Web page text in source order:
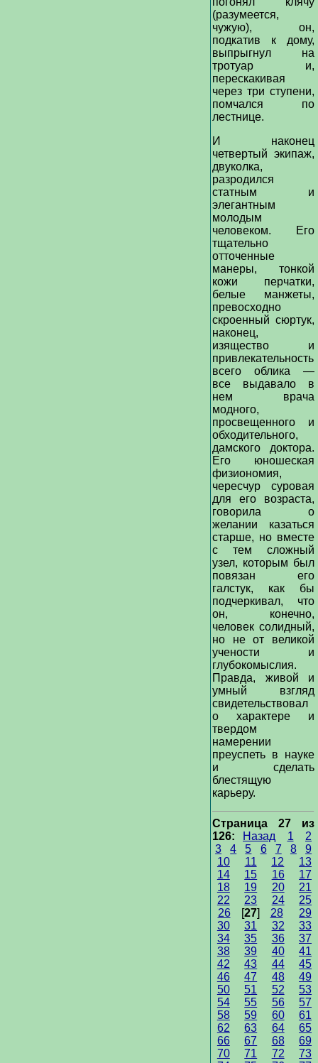
(разумеется,
чужую), он,
подкатив к дому,
выпрыгнул на
тротуар и,
перескакивая
через три ступени,
помчался по
лестнице.
И наконец
четвертый экипаж,
двуколка,
разродился
статным и
элегантным
молодым
человеком. Его
тщательно
отточенные
манеры, тонкой
кожи перчатки,
белые манжеты,
превосходно
скроенный сюртук,
наконец,
изящество и
привлекательность
всего облика —
все выдавало в
нем врача
модного,
просвещенного и
обходительного,
дамского доктора.
Его юношеская
физиономия,
чересчур суровая
для его возраста,
говорила о
желании казаться
старше, но вместе
с тем сложный
узел, которым был
повязан его
галстук, как бы
подчеркивал, что
он, конечно,
человек солидный,
но не от великой
учености и
глубокомыслия.
Правда, живой и
умный взгляд
свидетельствовал
о характере и
твердом
намерении
преуспеть в науке
и сделать
блестящую
карьеру.
Страница 27 из
126:
Назад 1
2
3
4 5 6 7 8
9
10
11 12
13
14
15 16
17
18
19 20
21
22
23 24
25
26[27] 28
29
30
31 32
33
34
35 36
37
38
39 40
41
42
43 44
45
46
47 48
49
50
51 52
53
54
55 56
57
58
59 60
61
62
63 64
65
66
67 68
69
70
71 72
73